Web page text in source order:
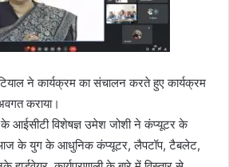
ने कार्यक्रम का संचालन करते हुए कार्यक्रम
कराया।
आईसीटी विशेषज्ञ उमेश जोशी ने कंप्यूटर के
आज के युग के आधुनिक कंप्यूटर, लैपटॉप, टैबलेट,